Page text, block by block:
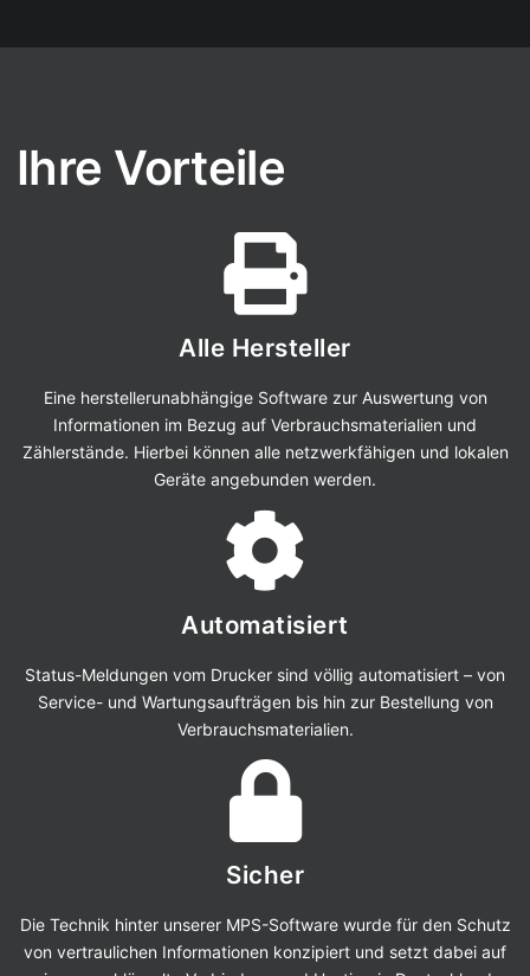
Ihre Vorteile
Alle Hersteller
Eine herstellerunabhängige Software zur Auswertung von
Informationen im Bezug auf Verbrauchsmaterialien und
Zählerstände. Hierbei können alle netzwerkfähigen und lokalen
Geräte angebunden werden.
Automatisiert
Status-Meldungen vom Drucker sind völlig automatisiert – von
Service- und Wartungsaufträgen bis hin zur Bestellung von
Verbrauchsmaterialien.
Sicher
Die Technik hinter unserer MPS-Software wurde für den Schutz
von vertraulichen Informationen konzipiert und setzt dabei auf